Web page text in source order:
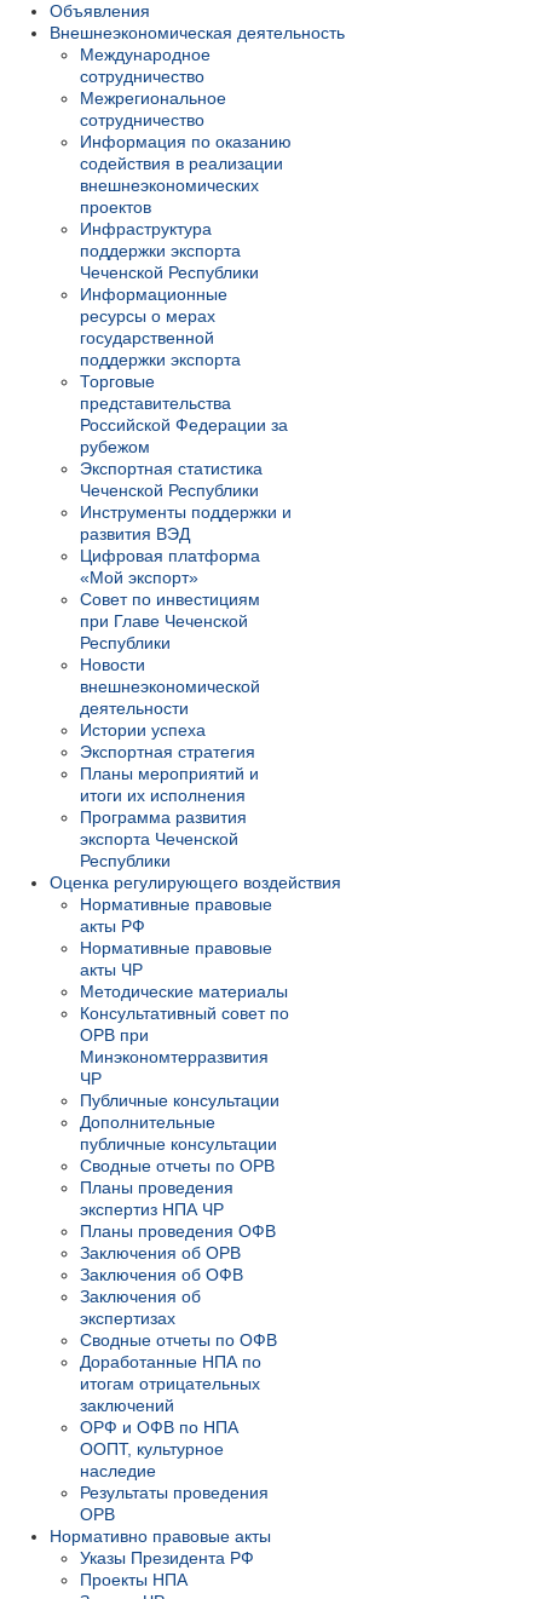
Объявления
Внешнеэкономическая деятельность
Международное
сотрудничество
Межрегиональное
сотрудничество
Информация по оказанию
содействия в реализации
внешнеэкономических
проектов
Инфраструктура
поддержки экспорта
Чеченской Республики
Информационные
ресурсы о мерах
государственной
поддержки экспорта
Торговые
представительства
Российской Федерации за
рубежом
Экспортная статистика
Чеченской Республики
Инструменты поддержки и
развития ВЭД
Цифровая платформа
«Мой экспорт»
Совет по инвестициям
при Главе Чеченской
Республики
Новости
внешнеэкономической
деятельности
Истории успеха
Экспортная стратегия
Планы мероприятий и
итоги их исполнения
Программа развития
экспорта Чеченской
Республики
Оценка регулирующего воздействия
Нормативные правовые
акты РФ
Нормативные правовые
акты ЧР
Методические материалы
Консультативный совет по
ОРВ при
Минэкономтерразвития
ЧР
Публичные консультации
Дополнительные
публичные консультации
Сводные отчеты по ОРВ
Планы проведения
экспертиз НПА ЧР
Планы проведения ОФВ
Заключения об ОРВ
Заключения об ОФВ
Заключения об
экспертизах
Сводные отчеты по ОФВ
Доработанные НПА по
итогам отрицательных
заключений
ОРФ и ОФВ по НПА
ООПТ, культурное
наследие
Результаты проведения
ОРВ
Нормативно правовые акты
Указы Президента РФ
Проекты НПА